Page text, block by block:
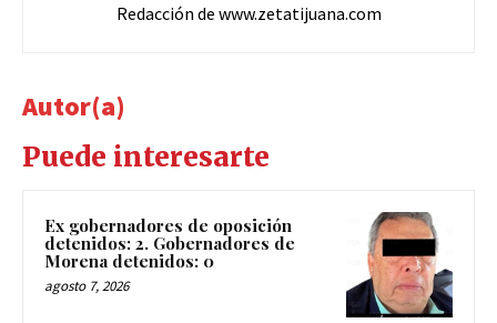
Redacción de www.zetatijuana.com
Autor(a)
Puede interesarte
Ex gobernadores de oposición
detenidos: 2. Gobernadores de
Morena detenidos: 0
agosto 7, 2026